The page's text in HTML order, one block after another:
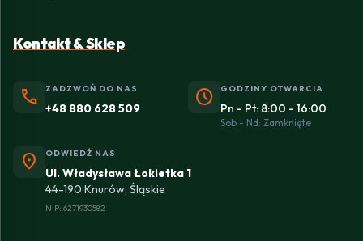
Kontakt & Sklep
phone ZADZWOŃ DO NAS
+48 880 628 509 schedule GODZINY OTWARCIA
Pn - Pt: 8:00 - 16:00
Sob - Nd: Zamknięte
location_on ODWIEDŹ NAS
Ul. Władysława Łokietka 1
44-190 Knurów, Śląskie
NIP: 6271930582